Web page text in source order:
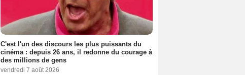
C'est l'un des discours les plus puissants du
cinéma : depuis 26 ans, il redonne du courage à
des millions de gens
vendredi 7 août 2026